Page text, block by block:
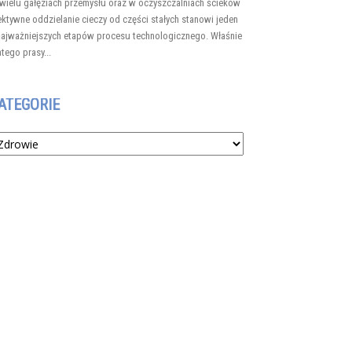
gałęziach przemysłu oraz w oczyszczalniach ścieków
oddzielanie cieczy od części stałych stanowi jeden
etapów procesu technologicznego. Właśnie
prasy...